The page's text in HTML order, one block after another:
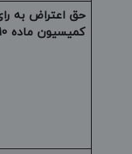
حق اعتراض به
کمیسیون ماده 10 احزاب